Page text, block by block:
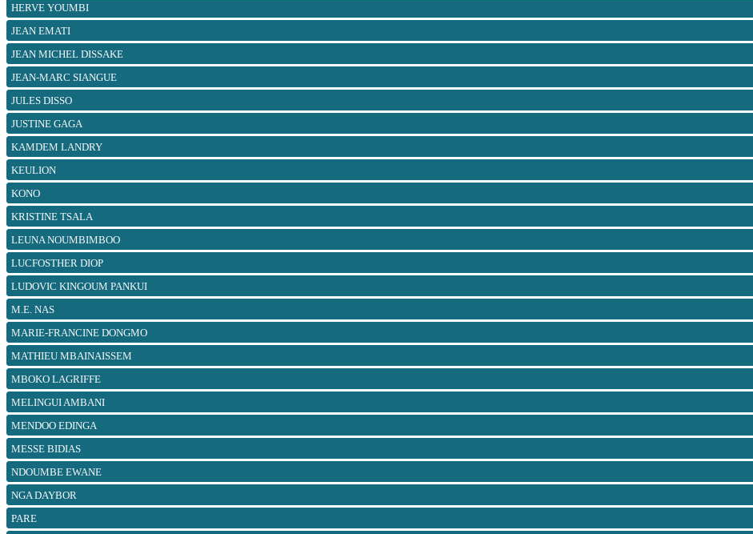
HERVE YOUMBI
JEAN EMATI
JEAN MICHEL DISSAKE
JEAN-MARC SIANGUE
JULES DISSO
JUSTINE GAGA
KAMDEM LANDRY
KEULION
KONO
KRISTINE TSALA
LEUNA NOUMBIMBOO
LUCFOSTHER DIOP
LUDOVIC KINGOUM PANKUI
M.E. NAS
MARIE-FRANCINE DONGMO
MATHIEU MBAINAISSEM
MBOKO LAGRIFFE
MELINGUI AMBANI
MENDOO EDINGA
MESSE BIDIAS
NDOUMBE EWANE
NGA DAYBOR
PARE